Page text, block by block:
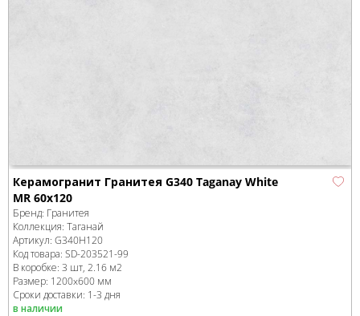
Керамогранит Гранитея G340 Taganay White
MR 60x120
Бренд: Гранитея
Коллекция: Таганай
Артикул: G340Н120
Код товара: SD-203521-99
В коробке: 3 шт, 2.16 м2
Размер: 1200x600 мм
Сроки доставки: 1-3 дня
в наличии